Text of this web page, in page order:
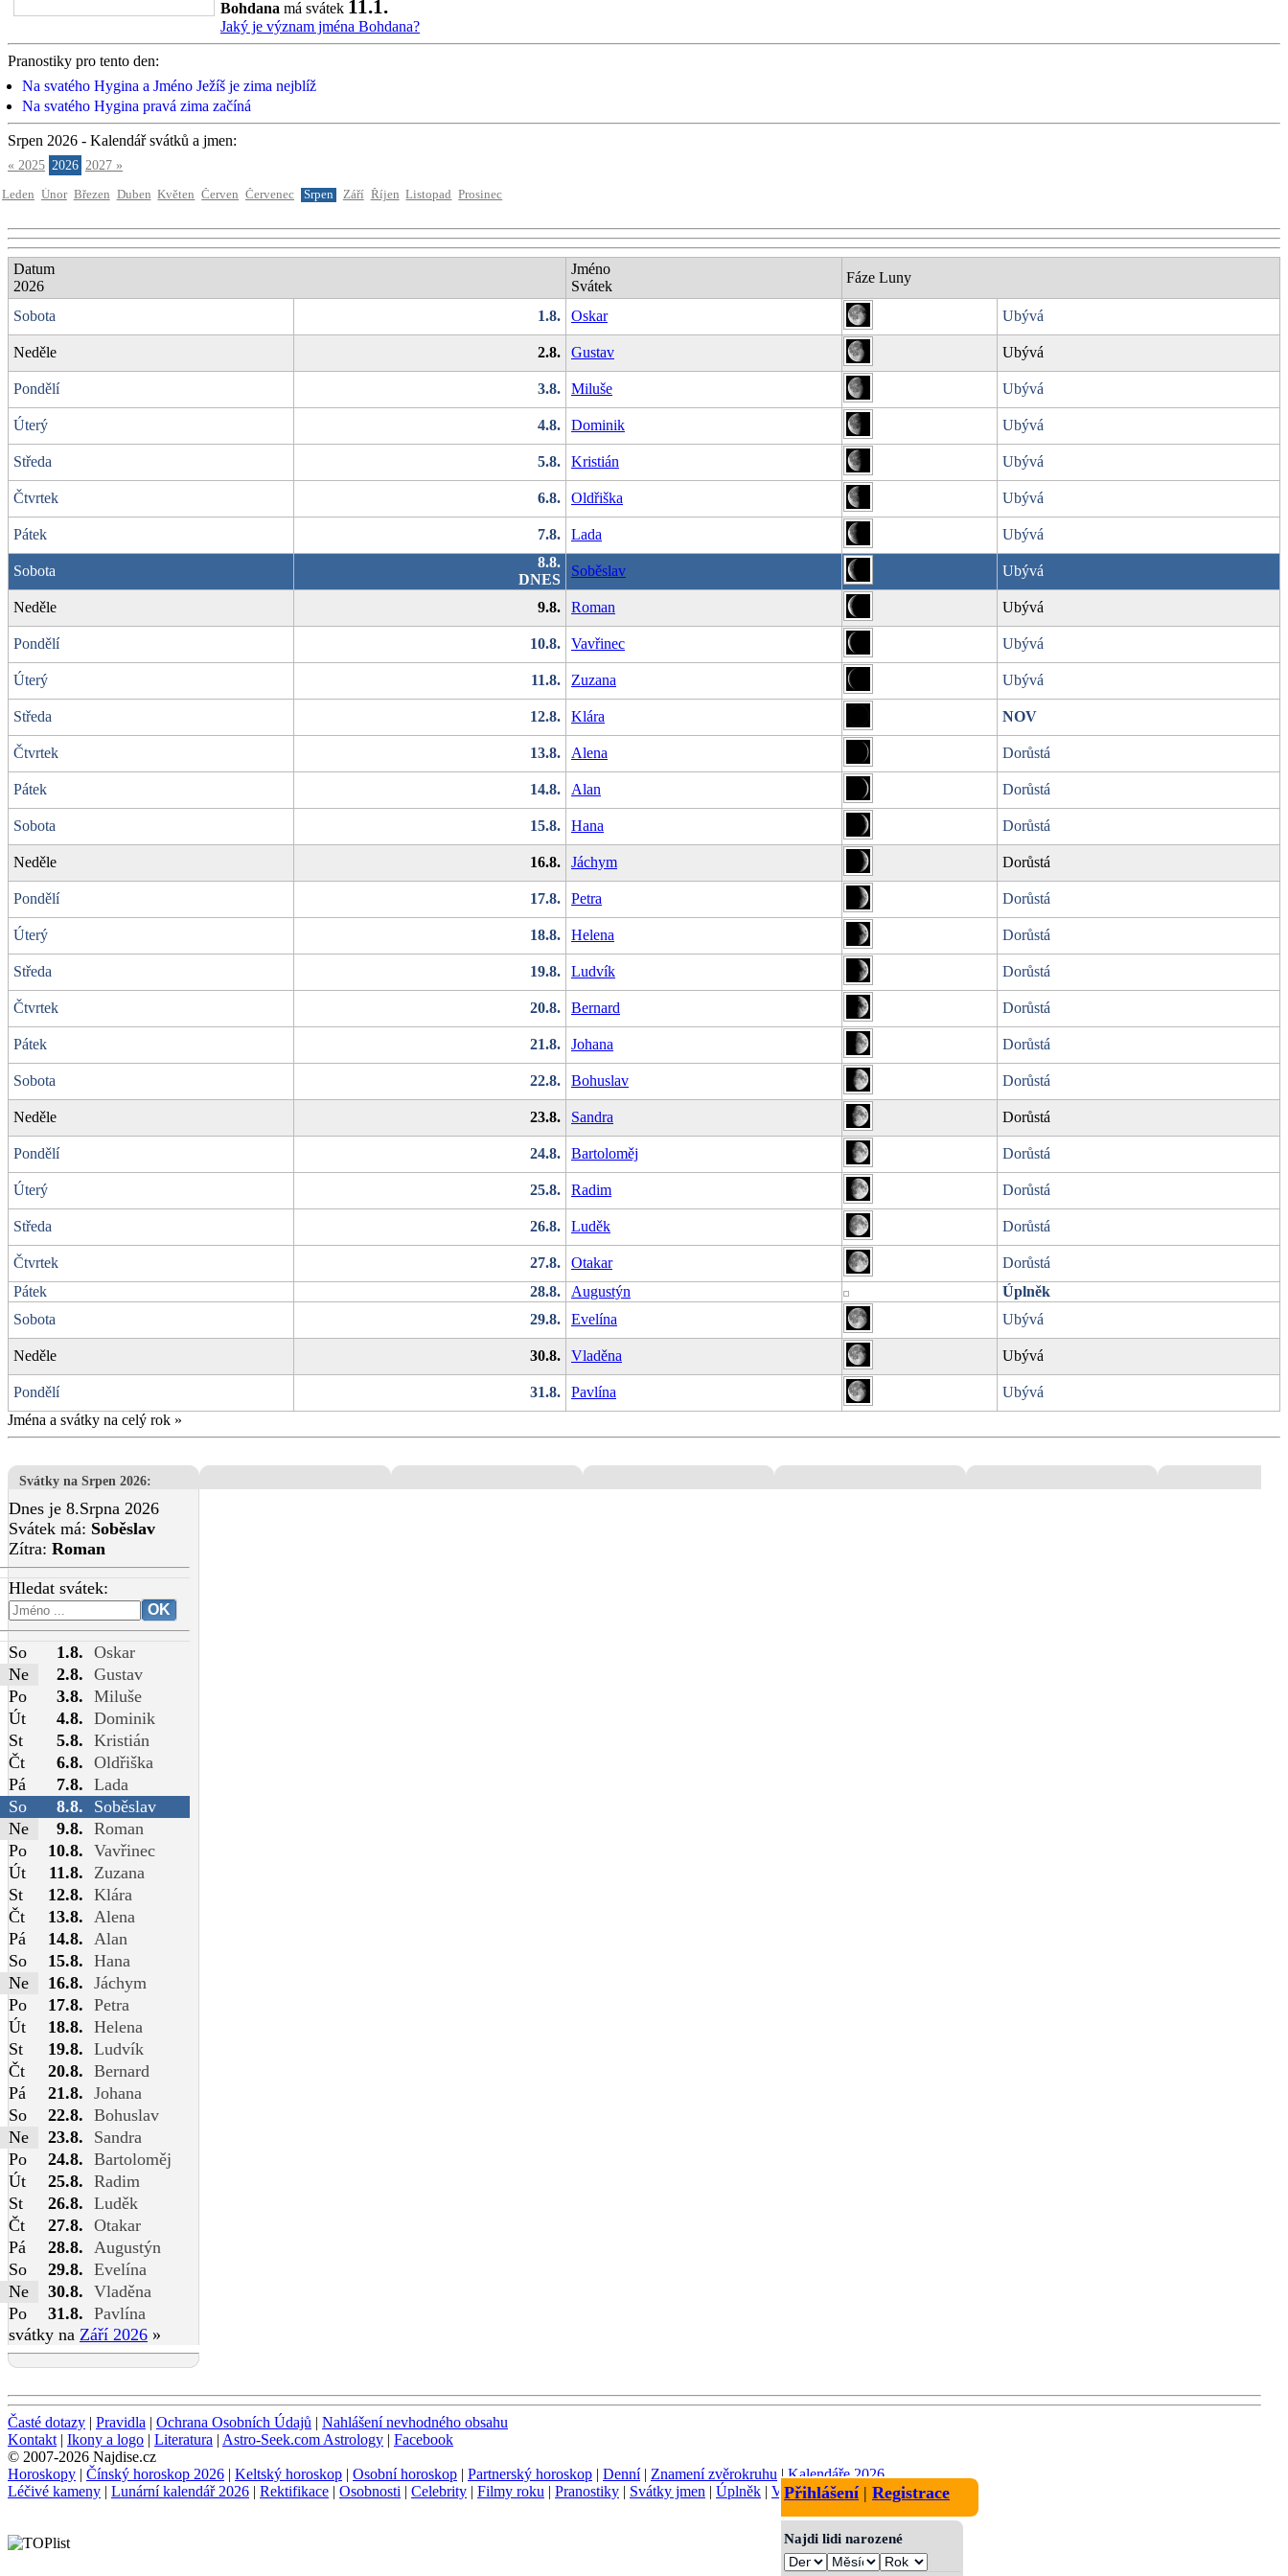
Bohdana má svátek 11.1.
Jaký je význam jména Bohdana?
Pranostiky pro tento den:
Na svatého Hygina a Jméno Ježíš je zima nejblíž
Na svatého Hygina pravá zima začíná
Srpen 2026 - Kalendář svátků a jmen:
« 2025 2026 2027 »
Leden Únor Březen Duben Květen Červen Červenec Srpen Září Říjen Listopad Prosinec
Datum
2026
Jméno
Svátek
Fáze Luny
Sobota 1.8. Oskar Ubývá
Neděle 2.8. Gustav Ubývá
Pondělí 3.8. Miluše Ubývá
Úterý 4.8. Dominik Ubývá
Středa 5.8. Kristián Ubývá
Čtvrtek 6.8. Oldřiška Ubývá
Pátek 7.8. Lada Ubývá
Sobota
8.8.
DNES
Soběslav Ubývá
Neděle 9.8. Roman Ubývá
Pondělí 10.8. Vavřinec Ubývá
Úterý 11.8. Zuzana Ubývá
Středa 12.8. Klára NOV
Čtvrtek 13.8. Alena Dorůstá
Pátek 14.8. Alan Dorůstá
Sobota 15.8. Hana Dorůstá
Neděle 16.8. Jáchym Dorůstá
Pondělí 17.8. Petra Dorůstá
Úterý 18.8. Helena Dorůstá
Středa 19.8. Ludvík Dorůstá
Čtvrtek 20.8. Bernard Dorůstá
Pátek 21.8. Johana Dorůstá
Sobota 22.8. Bohuslav Dorůstá
Neděle 23.8. Sandra Dorůstá
Pondělí 24.8. Bartoloměj Dorůstá
Úterý 25.8. Radim Dorůstá
Středa 26.8. Luděk Dorůstá
Čtvrtek 27.8. Otakar
Dorůstá
Pátek
28.8. Augustýn
Úplněk
Sobota
29.8. Evelína Ubývá
Neděle 30.8. Vladěna Ubývá
Pondělí 31.8. Pavlína
Ubývá
Jména a svátky na celý rok »
Svátky na Srpen 2026:
Dnes je 8.Srpna 2026
Svátek má: Soběslav
Zítra: Roman
Hledat svátek:
So 1.8. Oskar
Ne
2.8. Gustav
Po
3.8. Miluše
Út
4.8. Dominik
St
5.8. Kristián
Čt
6.8. Oldřiška
Pá
7.8. Lada
So
8.8.
Soběslav
Ne
9.8. Roman
Po
10.8. Vavřinec
Út
11.8.
Zuzana
St
12.8. Klára
Čt
13.8.
Alena
Pá
14.8.
Alan
So
15.8. Hana
Ne
16.8. Jáchym
Po
17.8. Petra
Út
18.8. Helena
St
19.8. Ludvík
Čt
20.8. Bernard
Pá
21.8. Johana
So
22.8. Bohuslav
Ne
23.8.
Sandra
Po
24.8. Bartoloměj
Út
25.8. Radim
St
26.8. Luděk
Čt
27.8. Otakar
Pá
28.8.
Augustýn
So
29.8. Evelína
Ne
30.8. Vladěna
Po
31.8. Pavlína
svátky na Září 2026 »
Přihlášení| Registrace
Najdi lidi narozené
Časté dotazy | Pravidla | Ochrana Osobních Údajů | Nahlášení nevhodného obsahu
Kontakt | Ikony a logo | Literatura | Astro-Seek.com Astrology | Facebook
© 2007-2026 Najdise.cz
Horoskopy | Čínský horoskop 2026 | Keltský horoskop | Osobní horoskop | Partnerský horoskop | Denní| Znamení zvěrokruhu | Kalendáře 2026
Léčivé kameny | Lunární kalendář 2026 | Rektifikace | Osobnosti | Celebrity | Filmy roku | Pranostiky | Svátky jmen | Úplněk | Význam jmen